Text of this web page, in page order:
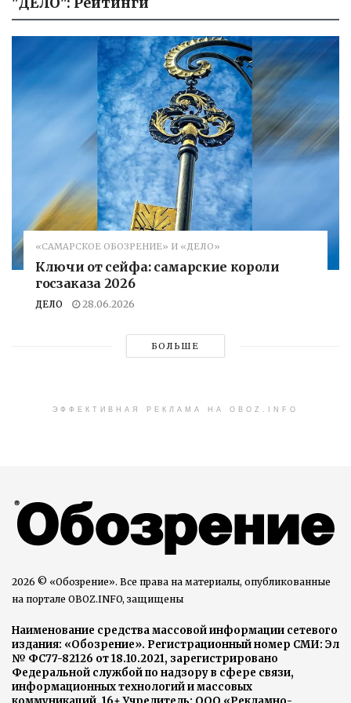
«САМАРСКОЕ ОБОЗРЕНИЕ» И «ДЕЛО»
Ключи от сейфа: самарские короли
госзаказа 2026
ДЕЛО 28.06.2026
БОЛЬШЕ
ЭФФЕКТИВНАЯ РЕКЛАМА НА OBOZ.INFO
2026 © «Обозрение». Все права на материалы, опубликованные
на портале OBOZ.INFO, защищены
Наименование средства массовой информации сетевого
издания: «Обозрение». Регистрационный номер СМИ: Эл
№ ФС77-82126 от 18.10.2021, зарегистрировано
Федеральной службой по надзору в сфере связи,
информационных технологий и массовых